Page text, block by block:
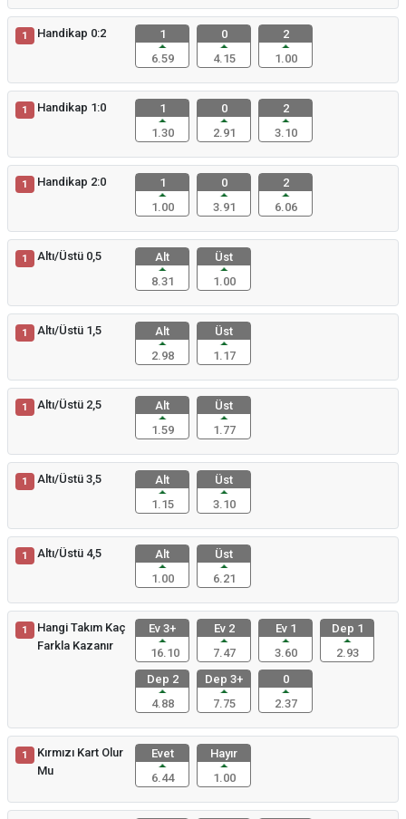
1 Handikap 0:2
1
6.59
0
4.15
2
1.00
1 Handikap 1:0
1
1.30
0
2.91
2
3.10
1 Handikap 2:0
1
1.00
0
3.91
2
6.06
1 Altı/Üstü 0,5
Alt
8.31
Üst
1.00
1 Altı/Üstü 1,5
Alt
2.98
Üst
1.17
1 Altı/Üstü 2,5
Alt
1.59
Üst
1.77
1 Altı/Üstü 3,5
Alt
1.15
Üst
3.10
1 Altı/Üstü 4,5
Alt
1.00
Üst
6.21
1
Hangi Takım Kaç
Farkla Kazanır
Ev 3+
16.10
Ev 2
7.47
Ev 1
3.60
Dep 1
2.93
Dep 2
4.88
Dep 3+
7.75
0
2.37
1
Kırmızı Kart Olur
Mu
Evet
6.44
Hayır
1.00